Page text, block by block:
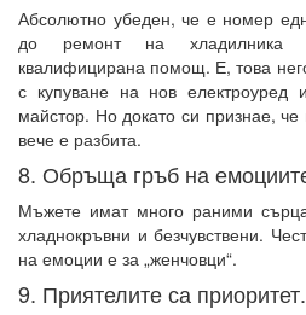
Абсолютно убеден, че е номер
до ремонт на хладилника и
квалифицирана помощ. Е, това
с купуване на нов
майстор. Но докато си признае,
вече е разбита.
8. Обръща гръб на
Мъжете имат много раними
хладнокръвни и безчувствени.
на емоции е за „женчовци“.
9. Приятелите са приоритет.